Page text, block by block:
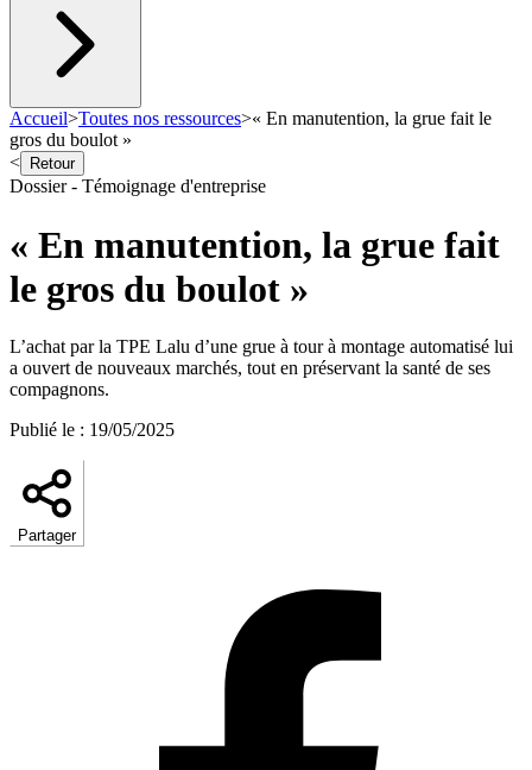
Accueil>Toutes nos ressources>« En manutention, la grue fait le
gros du boulot »
<
Retour
Dossier - Témoignage d'entreprise
« En manutention, la grue fait
le gros du boulot »
L’achat par la TPE Lalu d’une grue à tour à montage automatisé lui
a ouvert de nouveaux marchés, tout en préservant la santé de ses
compagnons.
Publié le : 19/05/2025
Partager